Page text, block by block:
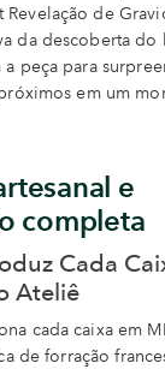
Revelação de
da descoberta do
peça para
em um
e
completa
Cada
Ateliê
cada caixa em
de forração